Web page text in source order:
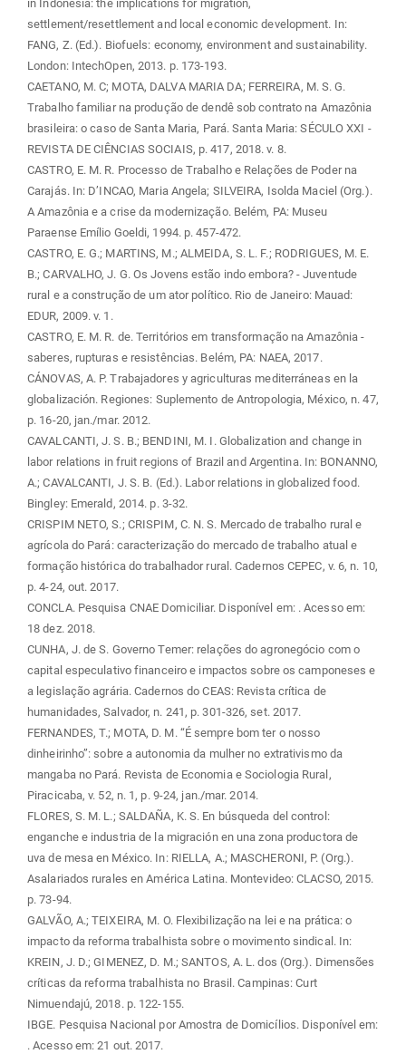
in Indonesia: the implications for migration,
settlement/resettlement and local economic development. In:
FANG, Z. (Ed.). Biofuels: economy, environment and sustainability.
London: IntechOpen, 2013. p. 173-193.
CAETANO, M. C; MOTA, DALVA MARIA DA; FERREIRA, M. S. G.
Trabalho familiar na produção de dendê sob contrato na Amazônia
brasileira: o caso de Santa Maria, Pará. Santa Maria: SÉCULO XXI -
REVISTA DE CIÊNCIAS SOCIAIS, p. 417, 2018. v. 8.
CASTRO, E. M. R. Processo de Trabalho e Relações de Poder na
Carajás. In: D’INCAO, Maria Angela; SILVEIRA, Isolda Maciel (Org.).
A Amazônia e a crise da modernização. Belém, PA: Museu
Paraense Emílio Goeldi, 1994. p. 457-472.
CASTRO, E. G.; MARTINS, M.; ALMEIDA, S. L. F.; RODRIGUES, M. E.
B.; CARVALHO, J. G. Os Jovens estão indo embora? - Juventude
rural e a construção de um ator político. Rio de Janeiro: Mauad:
EDUR, 2009. v. 1.
CASTRO, E. M. R. de. Territórios em transformação na Amazônia -
saberes, rupturas e resistências. Belém, PA: NAEA, 2017.
CÁNOVAS, A. P. Trabajadores y agriculturas mediterráneas en la
globalización. Regiones: Suplemento de Antropologia, México, n. 47,
p. 16-20, jan./mar. 2012.
CAVALCANTI, J. S. B.; BENDINI, M. I. Globalization and change in
labor relations in fruit regions of Brazil and Argentina. In: BONANNO,
A.; CAVALCANTI, J. S. B. (Ed.). Labor relations in globalized food.
Bingley: Emerald, 2014. p. 3-32.
CRISPIM NETO, S.; CRISPIM, C. N. S. Mercado de trabalho rural e
agrícola do Pará: caracterização do mercado de trabalho atual e
formação histórica do trabalhador rural. Cadernos CEPEC, v. 6, n. 10,
p. 4-24, out. 2017.
CONCLA. Pesquisa CNAE Domiciliar. Disponível em: . Acesso em:
18 dez. 2018.
CUNHA, J. de S. Governo Temer: relações do agronegócio com o
capital especulativo financeiro e impactos sobre os camponeses e
a legislação agrária. Cadernos do CEAS: Revista crítica de
humanidades, Salvador, n. 241, p. 301-326, set. 2017.
FERNANDES, T.; MOTA, D. M. “É sempre bom ter o nosso
dinheirinho”: sobre a autonomia da mulher no extrativismo da
mangaba no Pará. Revista de Economia e Sociologia Rural,
Piracicaba, v. 52, n. 1, p. 9-24, jan./mar. 2014.
FLORES, S. M. L.; SALDAÑA, K. S. En búsqueda del control:
enganche e industria de la migración en una zona productora de
uva de mesa en México. In: RIELLA, A.; MASCHERONI, P. (Org.).
Asalariados rurales en América Latina. Montevideo: CLACSO, 2015.
p. 73-94.
GALVÃO, A.; TEIXEIRA, M. O. Flexibilização na lei e na prática: o
impacto da reforma trabalhista sobre o movimento sindical. In:
KREIN, J. D.; GIMENEZ, D. M.; SANTOS, A. L. dos (Org.). Dimensões
críticas da reforma trabalhista no Brasil. Campinas: Curt
Nimuendajú, 2018. p. 122-155.
IBGE. Pesquisa Nacional por Amostra de Domicílios. Disponível em:
. Acesso em: 21 out. 2017.